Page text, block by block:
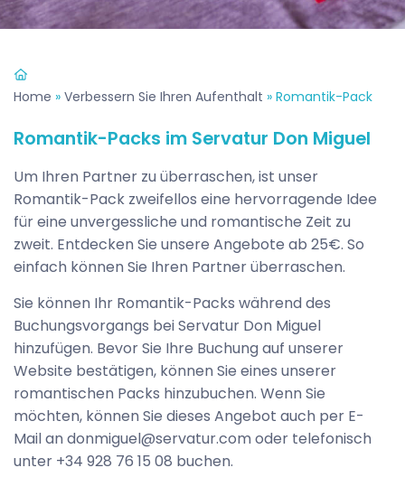
Home » Verbessern Sie Ihren Aufenthalt » Romantik-Pack
Romantik-Packs im Servatur Don Miguel
Um Ihren Partner zu überraschen, ist unser
Romantik-Pack zweifellos eine hervorragende Idee
für eine unvergessliche und romantische Zeit zu
zweit. Entdecken Sie unsere Angebote ab 25€. So
einfach können Sie Ihren Partner überraschen.
Sie können Ihr Romantik-Packs während des
Buchungsvorgangs bei Servatur Don Miguel
hinzufügen. Bevor Sie Ihre Buchung auf unserer
Website bestätigen, können Sie eines unserer
romantischen Packs hinzubuchen. Wenn Sie
möchten, können Sie dieses Angebot auch per E-
Mail an donmiguel@servatur.com oder telefonisch
unter +34 928 76 15 08 buchen.